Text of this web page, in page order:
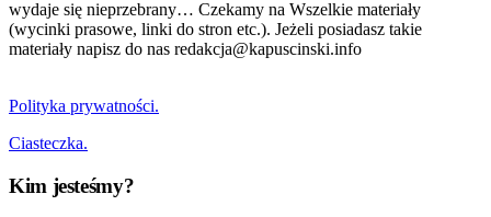
wydaje się nieprzebrany… Czekamy na Wszelkie materiały
(wycinki prasowe, linki do stron etc.). Jeżeli posiadasz takie
materiały napisz do nas redakcja@kapuscinski.info
Polityka prywatności.
Ciasteczka.
Kim jesteśmy?